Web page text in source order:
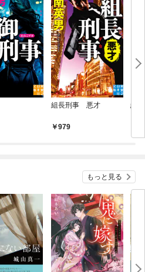
組長刑事 悪才
979
組
もっと見る